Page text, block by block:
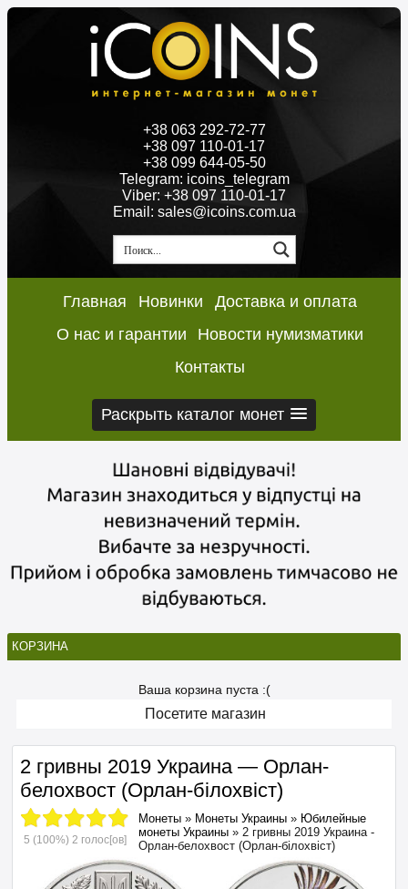
+38 063 292-72-77
+38 097 110-01-17
+38 099 644-05-50
Telegram: icoins_telegram
Viber: +38 097 110-01-17
Email: sales@icoins.com.ua
Главная Новинки
Доставка и оплата
О нас и гарантии
Новости нумизматики
Контакты
Раскрыть каталог монет
КОРЗИНА
Ваша корзина пуста :(
Посетите магазин
2 гривны 2019 Украина — Орлан-
белохвост (Орлан-білохвіст)
5 (100%) 2 голос[ов]
Монеты » Монеты Украины » Юбилейные
монеты Украины » 2 гривны 2019 Украина -
Орлан-белохвост (Орлан-білохвіст)